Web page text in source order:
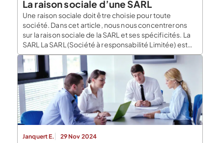
La raison sociale d’une SARL
Une raison sociale doit être choisie pour toute
société. Dans cet article, nous nous concentrerons
sur la raison sociale de la SARL et ses spécificités. La
SARL La SARL (Société à responsabilité Limitée) est
une forme juridique très répandue en France. C’est
une société de personnes constituée d’au moins
deux associés, qui détiennent des parts […]
Janquert E. 29 Nov 2024